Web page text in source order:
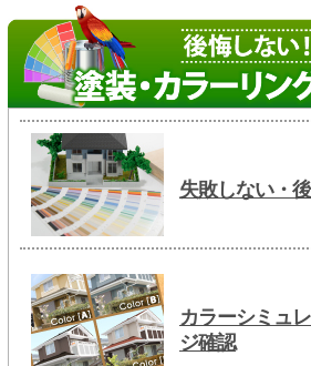
失敗しない・
カラーシミュ
ジ確認